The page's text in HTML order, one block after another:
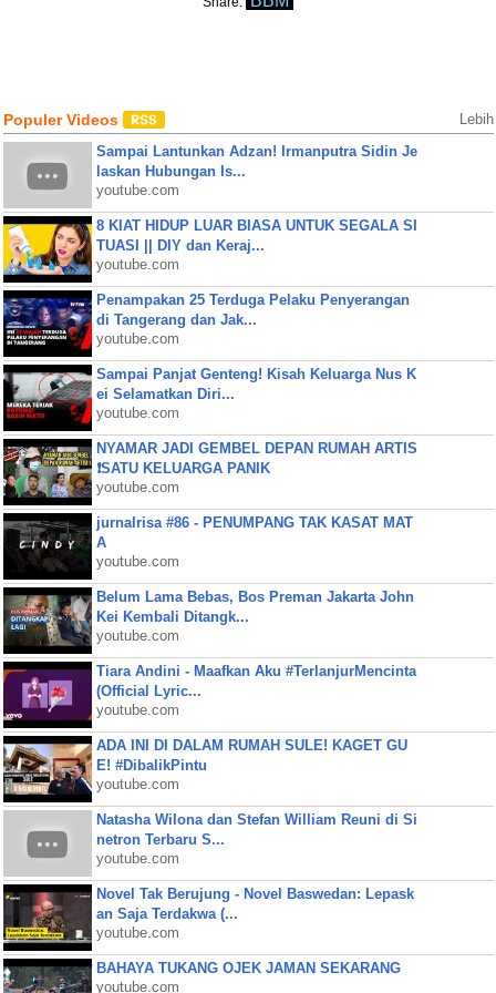
Populer Videos Lebih
Sampai Lantunkan Adzan! Irmanputra Sidin Je
laskan Hubungan Is...
youtube.com
8 KIAT HIDUP LUAR BIASA UNTUK SEGALA SI
TUASI || DIY dan Keraj...
youtube.com
Penampakan 25 Terduga Pelaku Penyerangan
di Tangerang dan Jak...
youtube.com
Sampai Panjat Genteng! Kisah Keluarga Nus K
ei Selamatkan Diri...
youtube.com
NYAMAR JADI GEMBEL DEPAN RUMAH ARTIS
❗SATU KELUARGA PANIK
youtube.com
jurnalrisa #86 - PENUMPANG TAK KASAT MAT
A
youtube.com
Belum Lama Bebas, Bos Preman Jakarta John
Kei Kembali Ditangk...
youtube.com
Tiara Andini - Maafkan Aku #TerlanjurMencinta
(Official Lyric...
youtube.com
ADA INI DI DALAM RUMAH SULE! KAGET GU
E! #DibalikPintu
youtube.com
Natasha Wilona dan Stefan William Reuni di Si
netron Terbaru S...
youtube.com
Novel Tak Berujung - Novel Baswedan: Lepask
an Saja Terdakwa (...
youtube.com
BAHAYA TUKANG OJEK JAMAN SEKARANG
youtube.com